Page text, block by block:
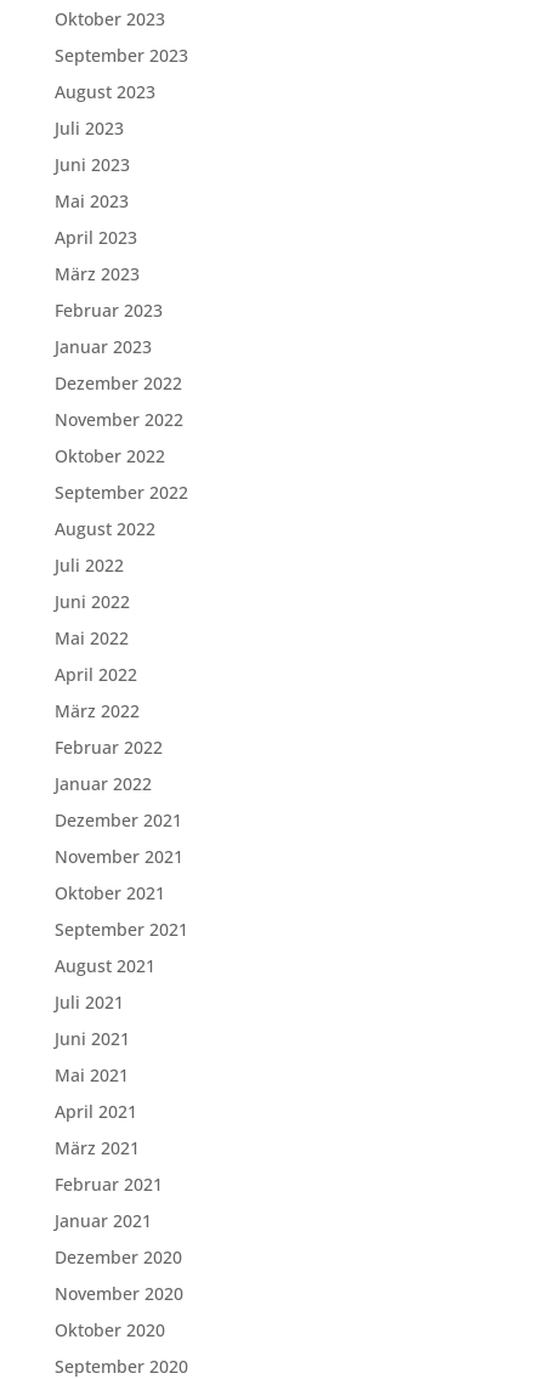
Oktober 2023
September 2023
August 2023
Juli 2023
Juni 2023
Mai 2023
April 2023
März 2023
Februar 2023
Januar 2023
Dezember 2022
November 2022
Oktober 2022
September 2022
August 2022
Juli 2022
Juni 2022
Mai 2022
April 2022
März 2022
Februar 2022
Januar 2022
Dezember 2021
November 2021
Oktober 2021
September 2021
August 2021
Juli 2021
Juni 2021
Mai 2021
April 2021
März 2021
Februar 2021
Januar 2021
Dezember 2020
November 2020
Oktober 2020
September 2020